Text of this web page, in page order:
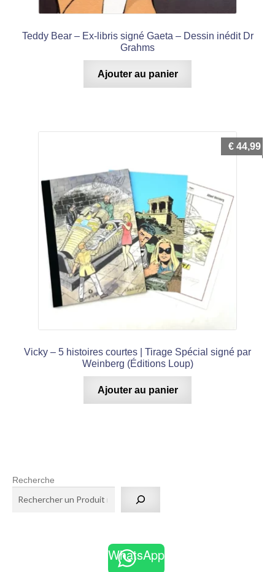
Teddy Bear – Ex-libris signé Gaeta – Dessin inédit Dr
Grahms
Ajouter au panier
Vicky – 5 histoires courtes | Tirage Spécial signé par
Weinberg (Éditions Loup)
€ 44,99
Ajouter au panier
Recherche
WhatsApp